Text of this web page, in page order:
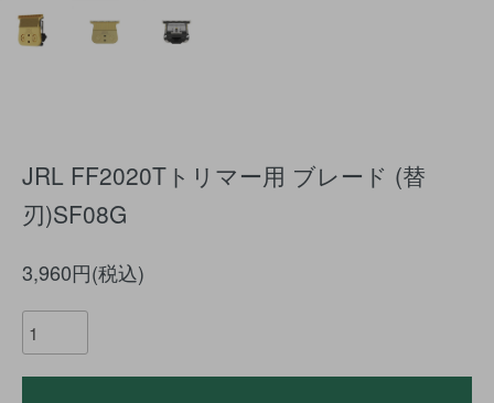
JRL FF2020Tトリマー用 ブレード (替
刃)SF08G
3,960円(税込)